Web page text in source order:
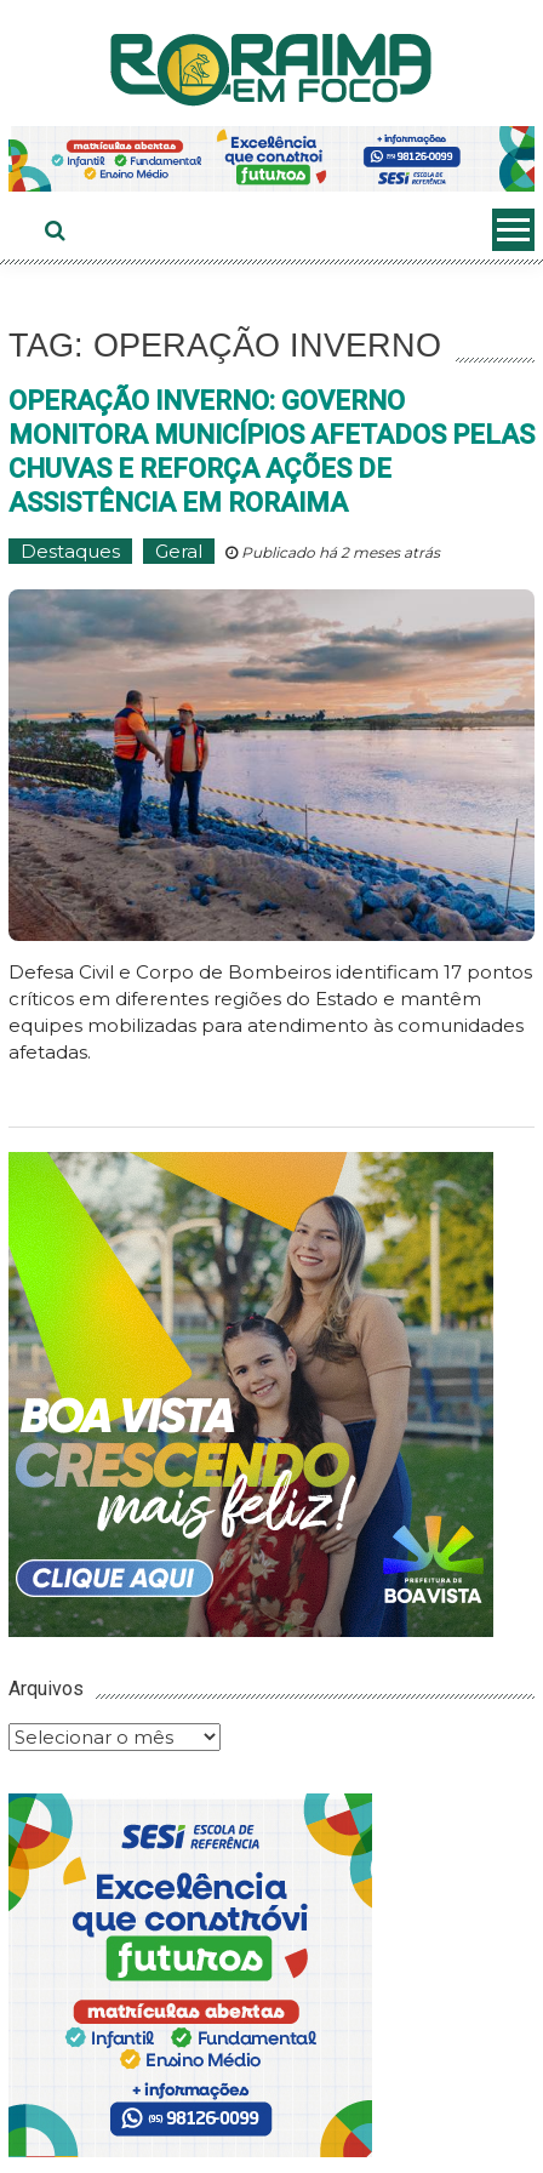
TAG: OPERAÇÃO INVERNO
OPERAÇÃO INVERNO: GOVERNO
MONITORA MUNICÍPIOS AFETADOS PELAS
CHUVAS E REFORÇA AÇÕES DE
ASSISTÊNCIA EM RORAIMA
Destaques Geral Publicado há 2 meses atrás
Defesa Civil e Corpo de Bombeiros identificam 17 pontos
críticos em diferentes regiões do Estado e mantêm
equipes mobilizadas para atendimento às comunidades
afetadas.
Arquivos
Arquivos